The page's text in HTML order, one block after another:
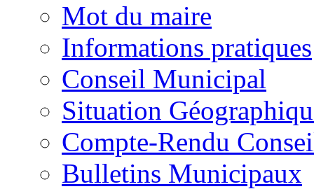
Mot du maire
Informations pratiques
Conseil Municipal
Situation
Compte-Rendu
Bulletins Municipaux